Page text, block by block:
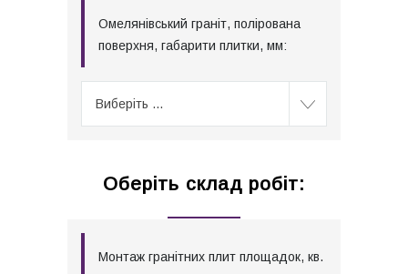
Омелянівський граніт, полірована
поверхня, габарити плитки, мм:
Виберіть ...
Оберіть склад робіт:
Монтаж гранітних плит площадок, кв.